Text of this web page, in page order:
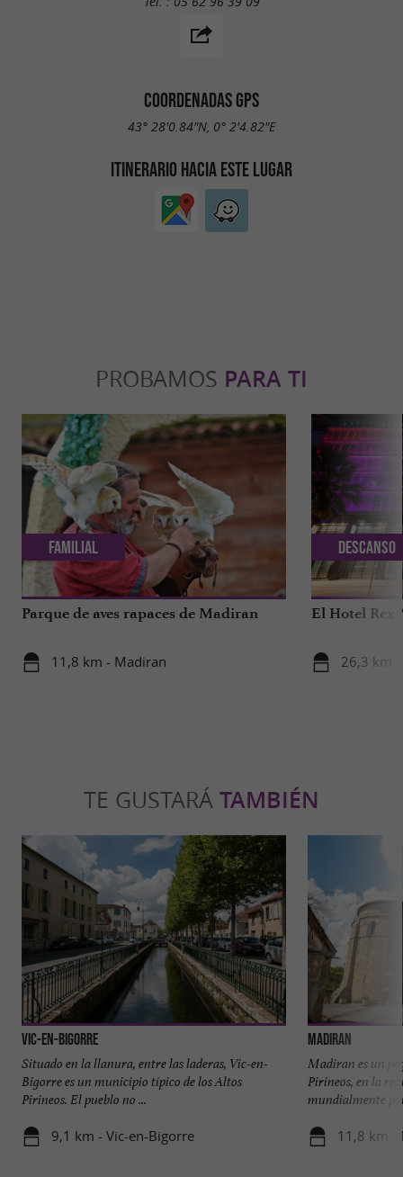
COORDENADAS GPS
43° 28'0.84"N, 0° 2'4.82"E
ITINERARIO HACIA ESTE LUGAR
PROBAMOS PARA TI
Parque de aves rapaces de Madiran
11,8 km - Madiran
Familial
El Hotel Rex
26,3 km -
Descanso
TE GUSTARÁ TAMBIÉN
Vic-en-Bigorre
Situado en la llanura, entre las laderas, Vic-en-
Bigorre es un municipio típico de los Altos
Pirineos. El pueblo no ...
9,1 km - Vic-en-Bigorre
Madiran
Madiran es un
Pirineos, en la
mundialmente
11,8 km -